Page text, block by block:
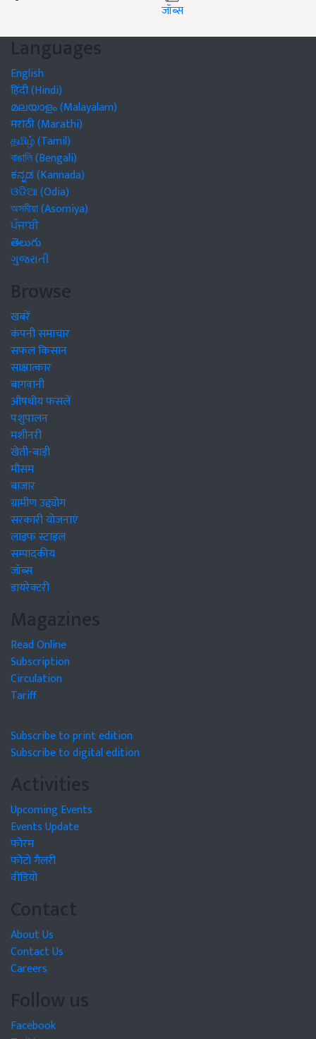
जॉब्स
Languages
English
हिंदी (Hindi)
മലയാളം (Malayalam)
मराठी (Marathi)
தமிழ் (Tamil)
বাঙালি (Bengali)
ಕನ್ನಡ (Kannada)
ଓଡିଆ (Odia)
অসমীয়া (Asomiya)
ਪੰਜਾਬੀ
తెలుగు
ગુજરાતી
Browse
खबरें
कंपनी समाचार
सफल किसान
साक्षात्कार
बागवानी
औषधीय फसलें
पशुपालन
मशीनरी
खेती-बाड़ी
मौसम
बाजार
ग्रामीण उद्द्योग
सरकारी योजनाएं
लाइफ स्टाइल
सम्पादकीय
जॉब्स
डायरेक्टरी
Magazines
Read Online
Subscription
Circulation
Tariff
Subscribe to print edition
Subscribe to digital edition
Activities
Upcoming Events
Events Update
फोरम
फोटो गैलरी
वीडियो
Contact
About Us
Contact Us
Careers
Follow us
Facebook